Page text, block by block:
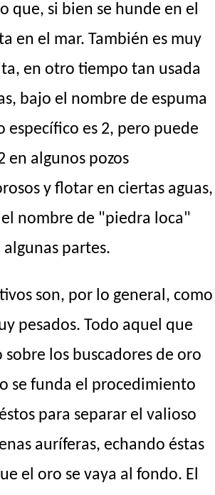
que, si bien se hunde en el
en el mar. También es muy
en otro tiempo tan usada
bajo el nombre de espuma
específico es 2, pero puede
en algunos pozos
y flotar en ciertas aguas,
nombre de "piedra loca"
partes.
son, por lo general, como
pesados. Todo aquel que
los buscadores de oro
se funda el procedimiento
para separar el valioso
auríferas, echando éstas
el oro se vaya al fondo. El